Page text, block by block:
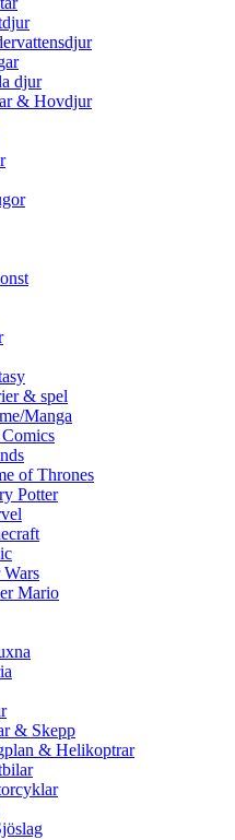
djur
& Hovdjur
& spel
Manga
of Thrones
Potter
Wars
Mario
& Skepp
& Helikoptrar